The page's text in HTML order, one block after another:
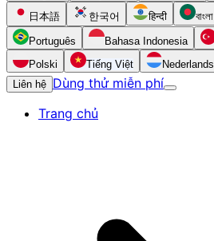
日本語
한국어 हिन्दी বাংলা
Português Bahasa Indonesia
Polski
Tiếng Việt Nederlands
Liên hệ Dùng thử miễn phí
Trang chủ